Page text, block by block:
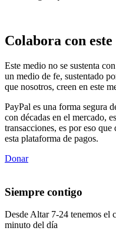
Colabora con
Este medio no se sustenta
un medio de fe, sustentado
que nosotros, creen en este
PayPal es una forma segura
con décadas en el mercado,
transacciones, es por eso
esta plataforma de pagos.
Donar
Siempre contigo
Desde Altar 7-24 tenemos el
minuto del día